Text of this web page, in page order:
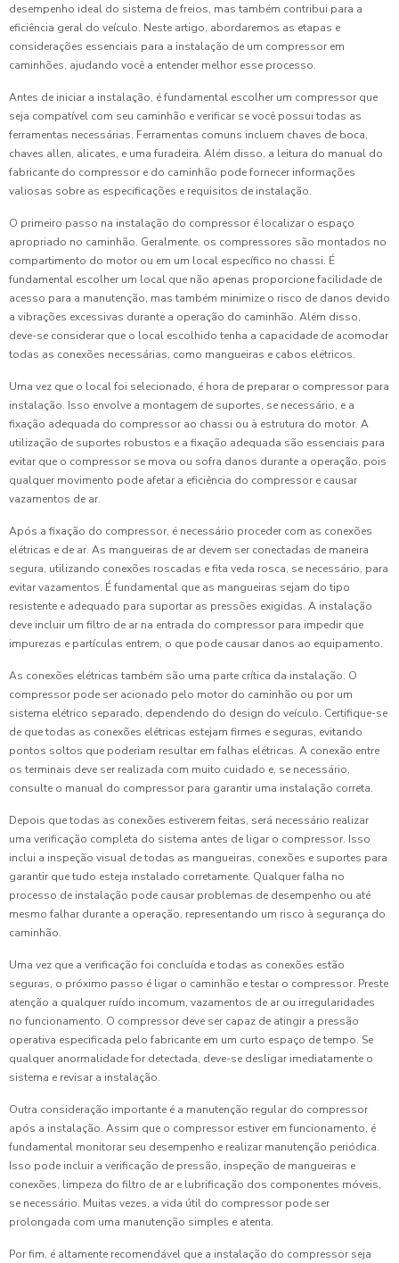
desempenho ideal do sistema de freios, mas também contribui para a
eficiência geral do veículo. Neste artigo, abordaremos as etapas e
considerações essenciais para a instalação de um compressor em
caminhões, ajudando você a entender melhor esse processo.
Antes de iniciar a instalação, é fundamental escolher um compressor que
seja compatível com seu caminhão e verificar se você possui todas as
ferramentas necessárias. Ferramentas comuns incluem chaves de boca,
chaves allen, alicates, e uma furadeira. Além disso, a leitura do manual do
fabricante do compressor e do caminhão pode fornecer informações
valiosas sobre as especificações e requisitos de instalação.
O primeiro passo na instalação do compressor é localizar o espaço
apropriado no caminhão. Geralmente, os compressores são montados no
compartimento do motor ou em um local específico no chassi. É
fundamental escolher um local que não apenas proporcione facilidade de
acesso para a manutenção, mas também minimize o risco de danos devido
a vibrações excessivas durante a operação do caminhão. Além disso,
deve-se considerar que o local escolhido tenha a capacidade de acomodar
todas as conexões necessárias, como mangueiras e cabos elétricos.
Uma vez que o local foi selecionado, é hora de preparar o compressor para
instalação. Isso envolve a montagem de suportes, se necessário, e a
fixação adequada do compressor ao chassi ou à estrutura do motor. A
utilização de suportes robustos e a fixação adequada são essenciais para
evitar que o compressor se mova ou sofra danos durante a operação, pois
qualquer movimento pode afetar a eficiência do compressor e causar
vazamentos de ar.
Após a fixação do compressor, é necessário proceder com as conexões
elétricas e de ar. As mangueiras de ar devem ser conectadas de maneira
segura, utilizando conexões roscadas e fita veda rosca, se necessário, para
evitar vazamentos. É fundamental que as mangueiras sejam do tipo
resistente e adequado para suportar as pressões exigidas. A instalação
deve incluir um filtro de ar na entrada do compressor para impedir que
impurezas e partículas entrem, o que pode causar danos ao equipamento.
As conexões elétricas também são uma parte crítica da instalação. O
compressor pode ser acionado pelo motor do caminhão ou por um
sistema elétrico separado, dependendo do design do veículo. Certifique-se
de que todas as conexões elétricas estejam firmes e seguras, evitando
pontos soltos que poderiam resultar em falhas elétricas. A conexão entre
os terminais deve ser realizada com muito cuidado e, se necessário,
consulte o manual do compressor para garantir uma instalação correta.
Depois que todas as conexões estiverem feitas, será necessário realizar
uma verificação completa do sistema antes de ligar o compressor. Isso
inclui a inspeção visual de todas as mangueiras, conexões e suportes para
garantir que tudo esteja instalado corretamente. Qualquer falha no
processo de instalação pode causar problemas de desempenho ou até
mesmo falhar durante a operação, representando um risco à segurança do
caminhão.
Uma vez que a verificação foi concluída e todas as conexões estão
seguras, o próximo passo é ligar o caminhão e testar o compressor. Preste
atenção a qualquer ruído incomum, vazamentos de ar ou irregularidades
no funcionamento. O compressor deve ser capaz de atingir a pressão
operativa especificada pelo fabricante em um curto espaço de tempo. Se
qualquer anormalidade for detectada, deve-se desligar imediatamente o
sistema e revisar a instalação.
Outra consideração importante é a manutenção regular do compressor
após a instalação. Assim que o compressor estiver em funcionamento, é
fundamental monitorar seu desempenho e realizar manutenção periódica.
Isso pode incluir a verificação de pressão, inspeção de mangueiras e
conexões, limpeza do filtro de ar e lubrificação dos componentes móveis,
se necessário. Muitas vezes, a vida útil do compressor pode ser
prolongada com uma manutenção simples e atenta.
Por fim, é altamente recomendável que a instalação do compressor seja